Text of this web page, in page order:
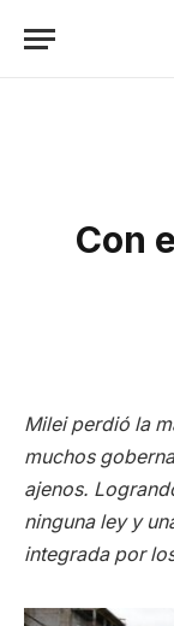
Con
Milei perdió la
muchos
ajenos.
ninguna ley y
integrada por